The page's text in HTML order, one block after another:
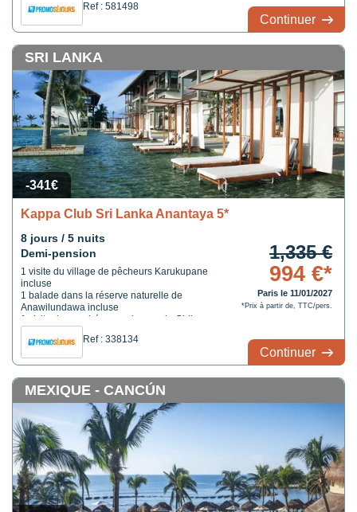
Ref : 581498
Continuer
-341€
SRI LANKA
Kappa Club Sri Lanka Anantaya 5*
8 jours / 5 nuits
Demi-pension
1 visite du village de pêcheurs Karukupane
incluse
1 balade dans la réserve naturelle de
Anawilundawa incluse
1 visite du marché aux poissons de Chilaw
1 repas chez l'habitant inclus
Ref : 338134
1,335 €
994 €*
Paris le 11/01/2027
*Prix à partir de, TTC/pers.
Continuer
MEXIQUE - CANCÚN